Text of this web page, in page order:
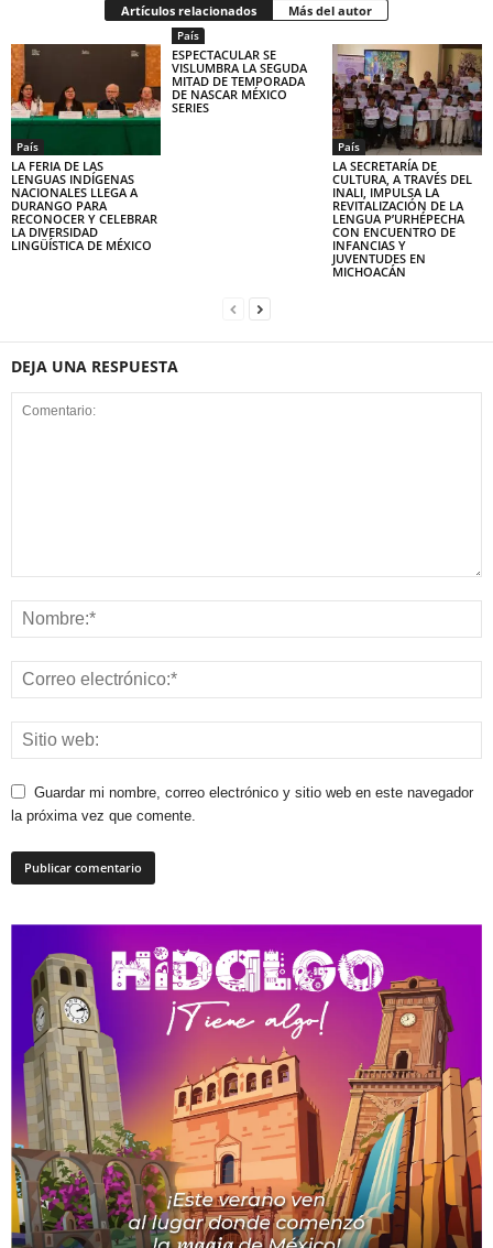
Artículos relacionados Más del autor
País
LA FERIA DE LAS
LENGUAS INDÍGENAS
NACIONALES LLEGA A
DURANGO PARA
RECONOCER Y CELEBRAR
LA DIVERSIDAD
LINGÜÍSTICA DE MÉXICO
País
ESPECTACULAR SE
VISLUMBRA LA SEGUDA
MITAD DE TEMPORADA
DE NASCAR MÉXICO
SERIES
País
LA SECRETARÍA DE
CULTURA, A TRAVÉS DEL
INALI, IMPULSA LA
REVITALIZACIÓN DE LA
LENGUA P’URHÉPECHA
CON ENCUENTRO DE
INFANCIAS Y
JUVENTUDES EN
MICHOACÁN
DEJA UNA RESPUESTA
Guardar mi nombre, correo electrónico y sitio web en este navegador
la próxima vez que comente.